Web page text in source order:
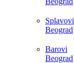
Splavovi
Beograd
Barovi
Beograd